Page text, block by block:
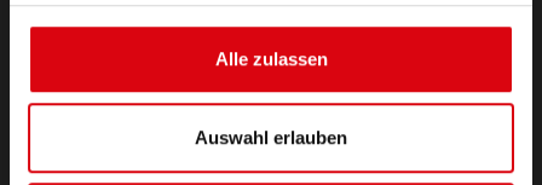
Alle zulassen
Auswahl erlauben
(Semi-) Traktion & Standby
(Semi-) Traktion & Standby
Lithium
KONTAKT